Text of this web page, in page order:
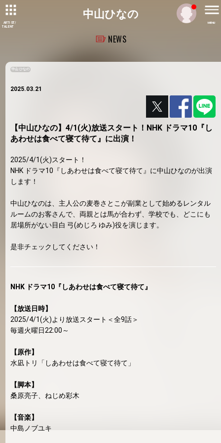
ARTIST/
TALENT
MENU
中山ひなの
NEWS
中山 ひなの
2025.03.21
【中山ひなの】4/1(火)放送スタート！NHK ドラマ10『し
あわせは食べて寝て待て』に出演！
2025/4/1(火)スタート！
NHK ドラマ10『しあわせは食べて寝て待て』に中山ひなのが出演
します！
中山ひなのは、主人公の麦巻さとこが副業として始めるレンタル
ルームのお客さんで、両親とは馬が合わず、学校でも、どこにも
居場所がない目白 弓(めじろ ゆみ)役を演じます。
是非チェックしてください！
NHK ドラマ10『しあわせは食べて寝て待て』
【放送日時】
2025/4/1(火)より放送スタート＜全9話＞
毎週火曜日22:00～
【原作】
水凪トリ「しあわせは食べて寝て待て」
【脚本】
桑原亮子、ねじめ彩木
【音楽】
中島ノブユキ